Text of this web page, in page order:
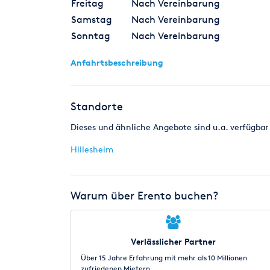
Freitag
Nach Vereinbarung
Samstag
Nach Vereinbarung
Sonntag
Nach Vereinbarung
Anfahrtsbeschreibung
Standorte
Dieses und ähnliche Angebote sind u.a.
Hillesheim
Warum über Erento buchen?
Verlässlicher Partner
Über 15 Jahre Erfahrung mit mehr als 10 Millionen